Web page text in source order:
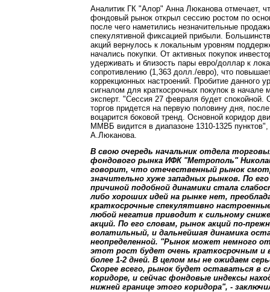
Аналитик ГК "Алор" Анна Люканова отмечает,
фондовый рынок открыл сессию ростом по
после чего наметились незначительные
спекулятивной фиксацией прибыли.
акций вернулось к локальным уровням
начались покупки. От активных покупок
удерживать и близость пары евро/доллар к
сопротивлению (1,363 долл./евро), что
коррекционных настроений. Пробитие данного
сигналом для краткосрочных покупок в начале
эксперт. "Сессия 27 февраля будет спокойной.
торгов придется на первую половину дня,
воцарится боковой тренд. Основной коридор
ММВБ видится в диапазоне 1310-1325 пунктов",
А.Люканова.
В свою очередь начальник отдела
фондового рынка ИФК "Метрополь"
говорит, что отечественный рынок
значительно хуже западных рынков. По
причиной подобной динамики стала
либо хороших идей на рынке нет,
краткосрочные спекулятивно
любой негатив приводит к сильному
акций. По его словам, рынок акций по-
волатильный, и дальнейшая динамика
неопределенной. "Рынок может немного
этот рост будет очень краткосрочным и
более 1-2 дней. В целом мы не ожидаем
Скорее всего, рынок будет оставаться в
коридоре, и сейчас фондовые индексы
нижней границе этого коридора", -